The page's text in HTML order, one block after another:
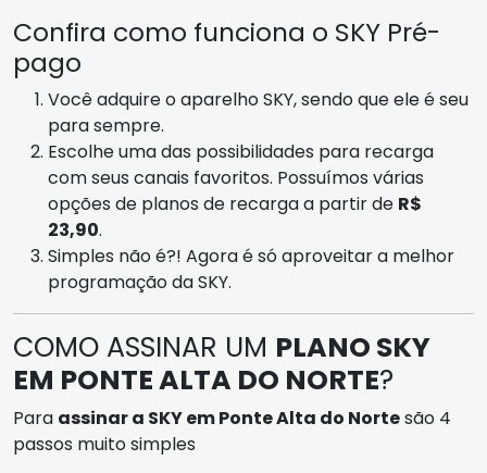
Confira como funciona o SKY Pré-
pago
Você adquire o aparelho SKY, sendo que ele é seu
para sempre.
Escolhe uma das possibilidades para recarga
com seus canais favoritos. Possuímos várias
opções de planos de recarga a partir de R$
23,90.
Simples não é?! Agora é só aproveitar a melhor
programação da SKY.
COMO ASSINAR UM PLANO SKY
EM PONTE ALTA DO NORTE?
Para assinar a SKY em Ponte Alta do Nortesão 4
passos muito simples